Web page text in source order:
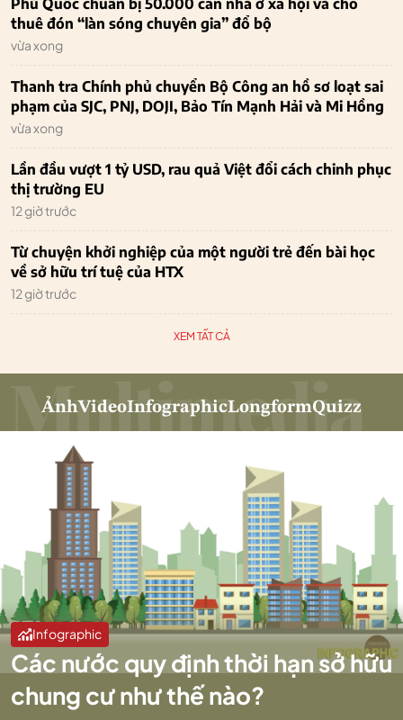
thuê đón “làn sóng chuyên gia” đổ bộ
vừa xong
Thanh tra Chính phủ chuyển Bộ Công an hồ sơ loạt sai
phạm của SJC, PNJ, DOJI, Bảo Tín Mạnh Hải và Mi Hồng
vừa xong
Lần đầu vượt 1 tỷ USD, rau quả Việt đổi cách chinh phục
thị trường EU
12 giờ trước
Từ chuyện khởi nghiệp của một người trẻ đến bài học
về sở hữu trí tuệ của HTX
12 giờ trước
XEM TẤT CẢ
ẢnhVideoInfographicLongformQuizz
Infographic
Các nước quy định thời hạn sở hữu
chung cư như thế nào?